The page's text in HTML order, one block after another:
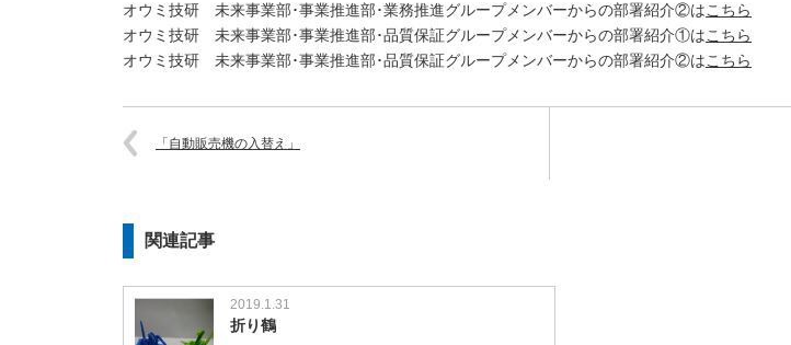
オウミ技研 未来事業部･事業推進部･業務推進グループメンバーからの部署紹介②はこちら
オウミ技研 未来事業部･事業推進部･品質保証グループメンバーからの部署紹介①はこちら
オウミ技研 未来事業部･事業推進部･品質保証グループメンバーからの部署紹介②はこちら
「自動販売機の入替え」
関連記事
2019.1.31
折り鶴